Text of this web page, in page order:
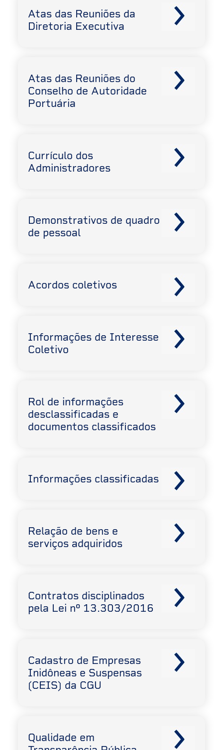
Atas das Reuniões da
Diretoria Executiva
Atas das Reuniões do
Conselho de Autoridade
Portuária
Currículo dos
Administradores
Demonstrativos de quadro
de pessoal
Acordos coletivos
Informações de Interesse
Coletivo
Rol de informações
desclassificadas e
documentos classificados
Informações classificadas
Relação de bens e
serviços adquiridos
Contratos disciplinados
pela Lei nº 13.303/2016
Cadastro de Empresas
Inidôneas e Suspensas
(CEIS) da CGU
Qualidade em